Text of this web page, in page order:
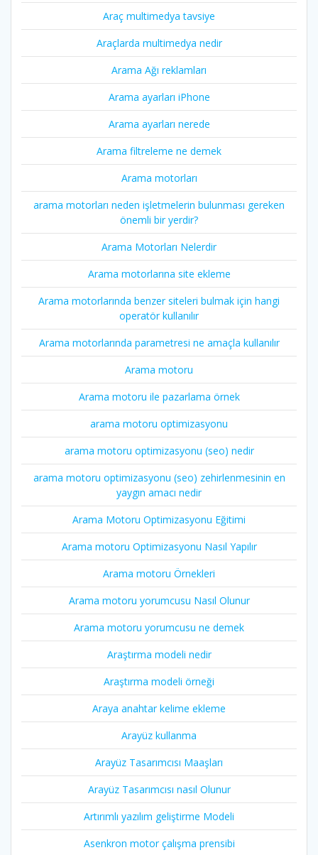
Araç multimedya tavsiye
Araçlarda multimedya nedir
Arama Ağı reklamları
Arama ayarları iPhone
Arama ayarları nerede
Arama filtreleme ne demek
Arama motorları
arama motorları neden işletmelerin bulunması gereken
önemli bir yerdir?
Arama Motorları Nelerdir
Arama motorlarına site ekleme
Arama motorlarında benzer siteleri bulmak için hangi
operatör kullanılır
Arama motorlarında parametresi ne amaçla kullanılır
Arama motoru
Arama motoru ile pazarlama örnek
arama motoru optimizasyonu
arama motoru optimizasyonu (seo) nedir
arama motoru optimizasyonu (seo) zehirlenmesinin en
yaygın amacı nedir
Arama Motoru Optimizasyonu Eğitimi
Arama motoru Optimizasyonu Nasıl Yapılır
Arama motoru Örnekleri
Arama motoru yorumcusu Nasıl Olunur
Arama motoru yorumcusu ne demek
Araştırma modeli nedir
Araştırma modeli örneği
Araya anahtar kelime ekleme
Arayüz kullanma
Arayüz Tasarımcısı Maaşları
Arayüz Tasarımcısı nasıl Olunur
Artırımlı yazılım geliştirme Modeli
Asenkron motor çalışma prensibi